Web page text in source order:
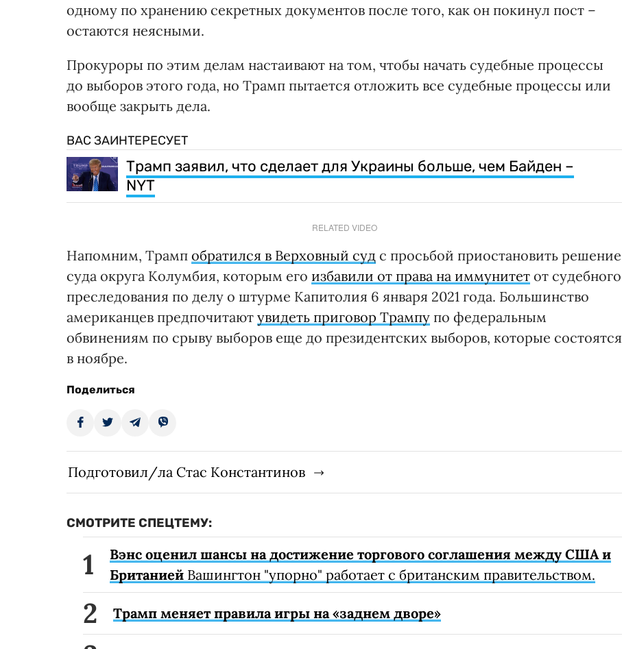
одному по хранению секретных документов после того, как он покинул пост –
остаются неясными.
Прокуроры по этим делам настаивают на том, чтобы начать судебные процессы
до выборов этого года, но Трамп пытается отложить все судебные процессы или
вообще закрыть дела.
ВАС ЗАИНТЕРЕСУЕТ
Трамп заявил, что сделает для Украины больше, чем Байден –
NYT
RELATED VIDEO
Напомним, Трамп обратился в Верховный суд с просьбой приостановить решение
суда округа Колумбия, которым его избавили от права на иммунитет от судебного
преследования по делу о штурме Капитолия 6 января 2021 года. Большинство
американцев предпочитают увидеть приговор Трампу по федеральным
обвинениям по срыву выборов еще до президентских выборов, которые состоятся
в ноябре.
Поделиться
Подготовил/ла Стас Константинов
СМОТРИТЕ СПЕЦТЕМУ:
Вэнс оценил шансы на достижение торгового соглашения между США и
Британией Вашингтон "упорно" работает с британским правительством.
Трамп меняет правила игры на «заднем дворе»